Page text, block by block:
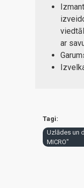
ar
Tagi:
Uzlādes un
MICRO"